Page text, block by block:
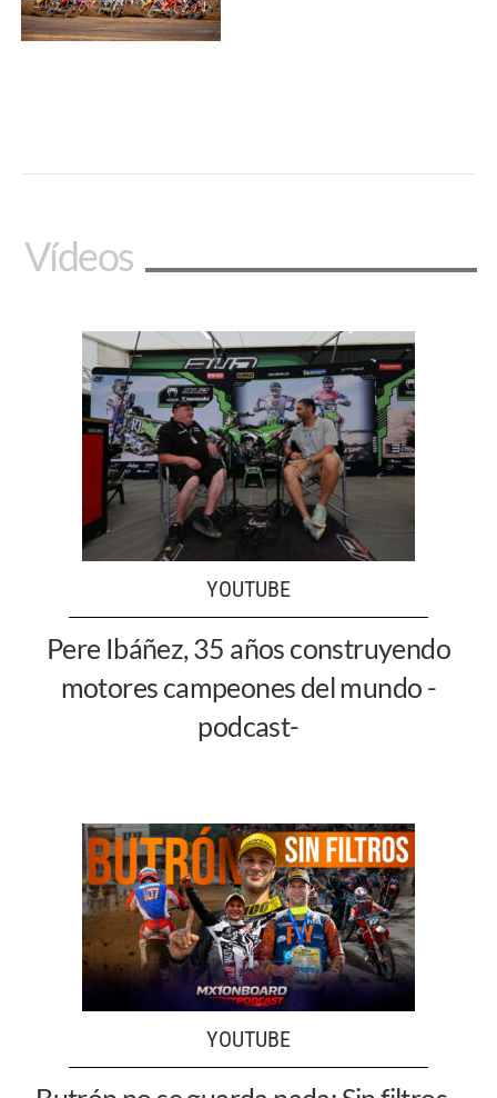
Vídeos
YOUTUBE
Pere Ibáñez, 35 años construyendo
motores campeones del mundo -
podcast-
YOUTUBE